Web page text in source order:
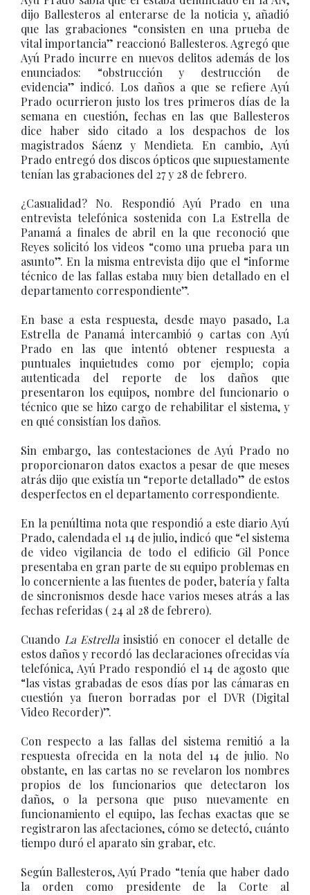
dijo Ballesteros al enterarse de la noticia y, añadió
que las grabaciones “consisten en una prueba de
vital importancia” reaccionó Ballesteros. Agregó que
Ayú Prado incurre en nuevos delitos además de los
enunciados: “obstrucción y destrucción de
evidencia” indicó. Los daños a que se refiere Ayú
Prado ocurrieron justo los tres primeros días de la
semana en cuestión, fechas en las que Ballesteros
dice haber sido citado a los despachos de los
magistrados Sáenz y Mendieta. En cambio, Ayú
Prado entregó dos discos ópticos que supuestamente
tenían las grabaciones del 27 y 28 de febrero.
¿Casualidad? No. Respondió Ayú Prado en una
entrevista telefónica sostenida con La Estrella de
Panamá a finales de abril en la que reconoció que
Reyes solicitó los videos “como una prueba para un
asunto”. En la misma entrevista dijo que el “informe
técnico de las fallas estaba muy bien detallado en el
departamento correspondiente”.
En base a esta respuesta, desde mayo pasado, La
Estrella de Panamá intercambió 9 cartas con Ayú
Prado en las que intentó obtener respuesta a
puntuales inquietudes como por ejemplo; copia
autenticada del reporte de los daños que
presentaron los equipos, nombre del funcionario o
técnico que se hizo cargo de rehabilitar el sistema, y
en qué consistían los daños.
Sin embargo, las contestaciones de Ayú Prado no
proporcionaron datos exactos a pesar de que meses
atrás dijo que existía un “reporte detallado” de estos
desperfectos en el departamento correspondiente.
En la penúltima nota que respondió a este diario Ayú
Prado, calendada el 14 de julio, indicó que “el sistema
de video vigilancia de todo el edificio Gil Ponce
presentaba en gran parte de su equipo problemas en
lo concerniente a las fuentes de poder, batería y falta
de sincronismos desde hace varios meses atrás a las
fechas referidas ( 24 al 28 de febrero).
Cuando La Estrella insistió en conocer el detalle de
estos daños y recordó las declaraciones ofrecidas vía
telefónica, Ayú Prado respondió el 14 de agosto que
“las vistas grabadas de esos días por las cámaras en
cuestión ya fueron borradas por el DVR (Digital
Video Recorder)”.
Con respecto a las fallas del sistema remitió a la
respuesta ofrecida en la nota del 14 de julio. No
obstante, en las cartas no se revelaron los nombres
propios de los funcionarios que detectaron los
daños, o la persona que puso nuevamente en
funcionamiento el equipo, las fechas exactas que se
registraron las afectaciones, cómo se detectó, cuánto
tiempo duró el aparato sin grabar, etc.
Según Ballesteros, Ayú Prado “tenía que haber dado
la orden como presidente de la Corte al